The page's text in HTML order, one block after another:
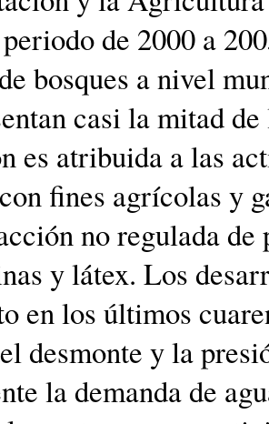
de 2000 a
bosques a nivel
casi la mitad
es atribuida a las
fines agrícolas y
no regulada
y látex. Los
en los últimos
desmonte y la
la demanda de